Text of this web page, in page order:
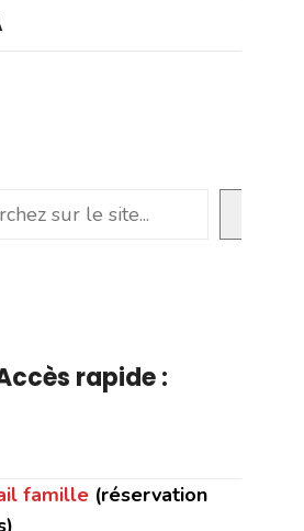
rapide :
famille (réservation